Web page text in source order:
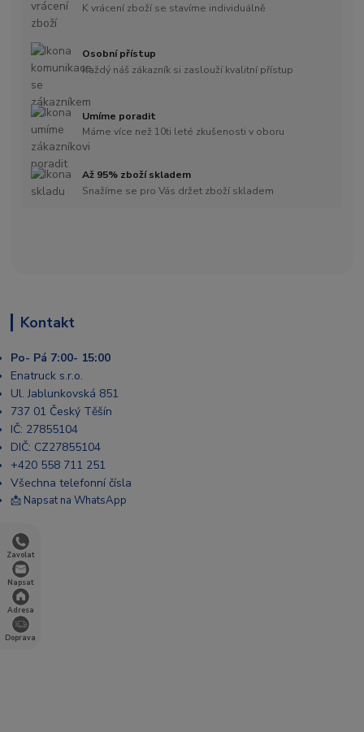
Zavolat
Napsat
Adresa
Doprava
K vrácení zboží se stavíme individuálně
Osobní přístup
Každý náš zákazník si zaslouží kvalitní přístup
Umíme poradit
Máme více než 10ti leté zkušenosti v oboru
Až 95% zboží skladem
Snažíme se pro Vás držet zboží skladem
Kontakt
Po- Pá 7:00- 15:00
Enatruck s.r.o.
Ul. Jablunkovská 851
737 01 Český Těšín
IČ: 27855104
DIČ: CZ27855104
+420 558 711 251
Všechna telefonní čísla
📩 Napsat na WhatsApp